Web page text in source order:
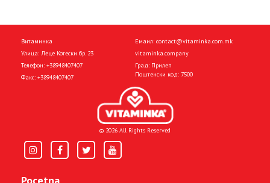
Витаминка
Улица: Леце Котески бр. 23
Телефон: +38948407407
Факс: +38948407407
Емаил: contact@vitaminka.com.mk
vitaminka.company
Град: Прилеп
Поштенски код: 7500
© 2026 All Rights Reserved